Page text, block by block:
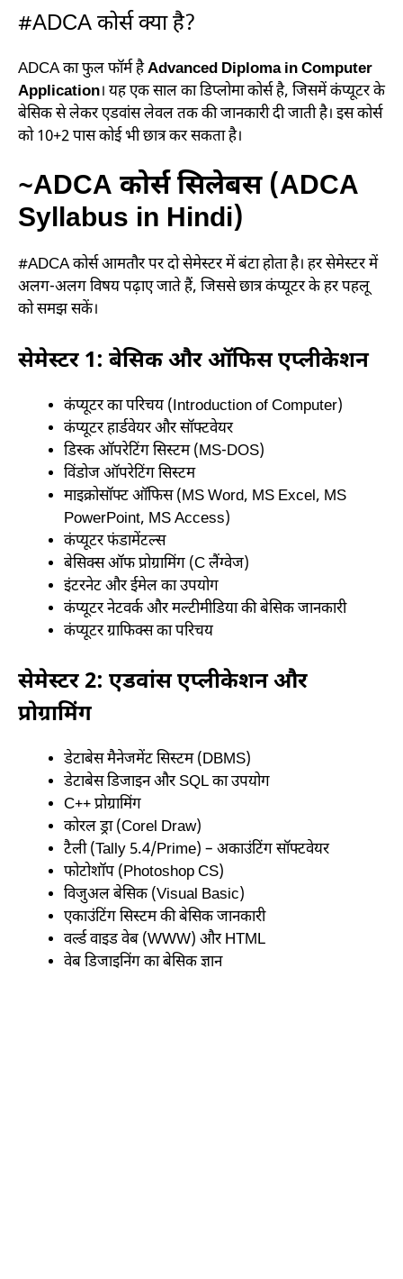
#ADCA कोर्स क्या है?
ADCA का फुल फॉर्म हैAdvanced Diploma in Computer
Application। यह एक साल का डिप्लोमा कोर्स है, जिसमें कंप्यूटर के
बेसिक से लेकर एडवांस लेवल तक की जानकारी दी जाती है। इस कोर्स
को 10+2 पास कोई भी छात्र कर सकता है।
~ADCA कोर्स सिलेबस (ADCA
Syllabus in Hindi)
#ADCA कोर्स आमतौर पर दो सेमेस्टर में बंटा होता है। हर सेमेस्टर में
अलग-अलग विषय पढ़ाए जाते हैं, जिससे छात्र कंप्यूटर के हर पहलू
को समझ सकें।
सेमेस्टर 1: बेसिक और ऑफिस एप्लीकेशन
कंप्यूटर का परिचय (Introduction of Computer)
कंप्यूटर हार्डवेयर और सॉफ्टवेयर
डिस्क ऑपरेटिंग सिस्टम (MS-DOS)
विंडोज ऑपरेटिंग सिस्टम
माइक्रोसॉफ्ट ऑफिस (MS Word, MS Excel, MS
PowerPoint, MS Access)
कंप्यूटर फंडामेंटल्स
बेसिक्स ऑफ प्रोग्रामिंग (C लैंग्वेज)
इंटरनेट और ईमेल का उपयोग
कंप्यूटर नेटवर्क और मल्टीमीडिया की बेसिक जानकारी
कंप्यूटर ग्राफिक्स का परिचय
सेमेस्टर 2: एडवांस एप्लीकेशन और
प्रोग्रामिंग
डेटाबेस मैनेजमेंट सिस्टम (DBMS)
डेटाबेस डिजाइन और SQL का उपयोग
C++ प्रोग्रामिंग
कोरल ड्रा (Corel Draw)
टैली (Tally 5.4/Prime) – अकाउंटिंग सॉफ्टवेयर
फोटोशॉप (Photoshop CS)
विजुअल बेसिक (Visual Basic)
एकाउंटिंग सिस्टम की बेसिक जानकारी
वर्ल्ड वाइड वेब (WWW) और HTML
वेब डिजाइनिंग का बेसिक ज्ञान